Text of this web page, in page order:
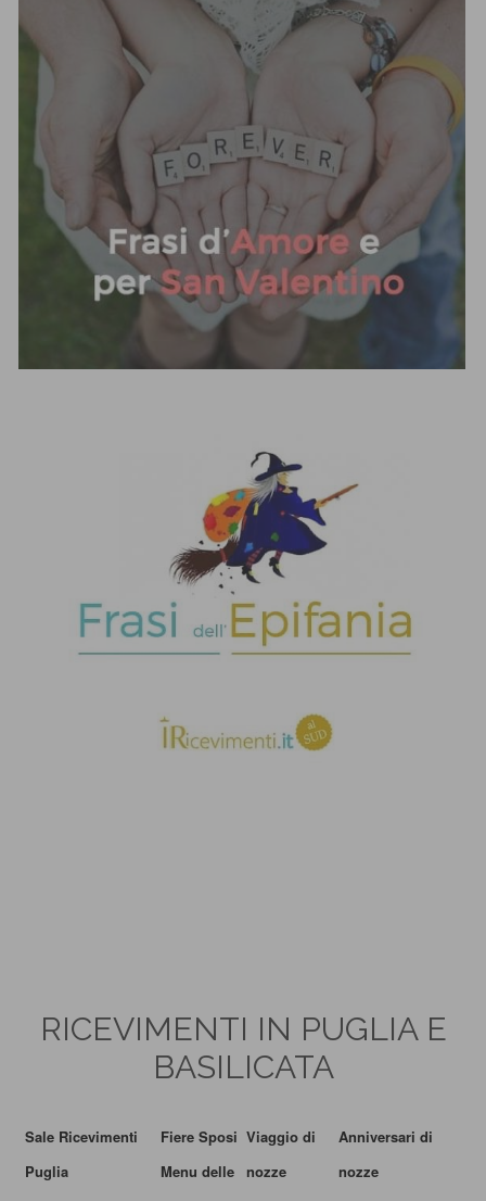
RICEVIMENTI IN PUGLIA E
BASILICATA
Sale Ricevimenti
Puglia
Fiere Sposi
Menu delle
Viaggio di
nozze
Anniversari di
nozze